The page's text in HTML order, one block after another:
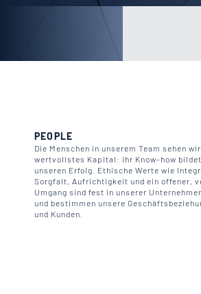
PEOPLE
Die Menschen in unserem Team sehen
wertvollstes Kapital: ihr Know-how
unseren Erfolg. Ethische Werte wie
Sorgfalt, Aufrichtigkeit und ein offener,
Umgang sind fest in unserer
und bestimmen unsere
und Kunden.